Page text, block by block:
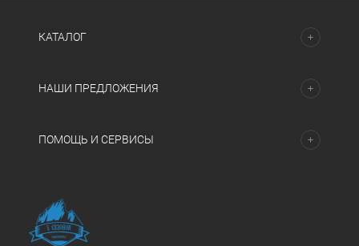
КАТАЛОГ
НАШИ ПРЕДЛОЖЕНИЯ
ПОМОЩЬ И СЕРВИСЫ